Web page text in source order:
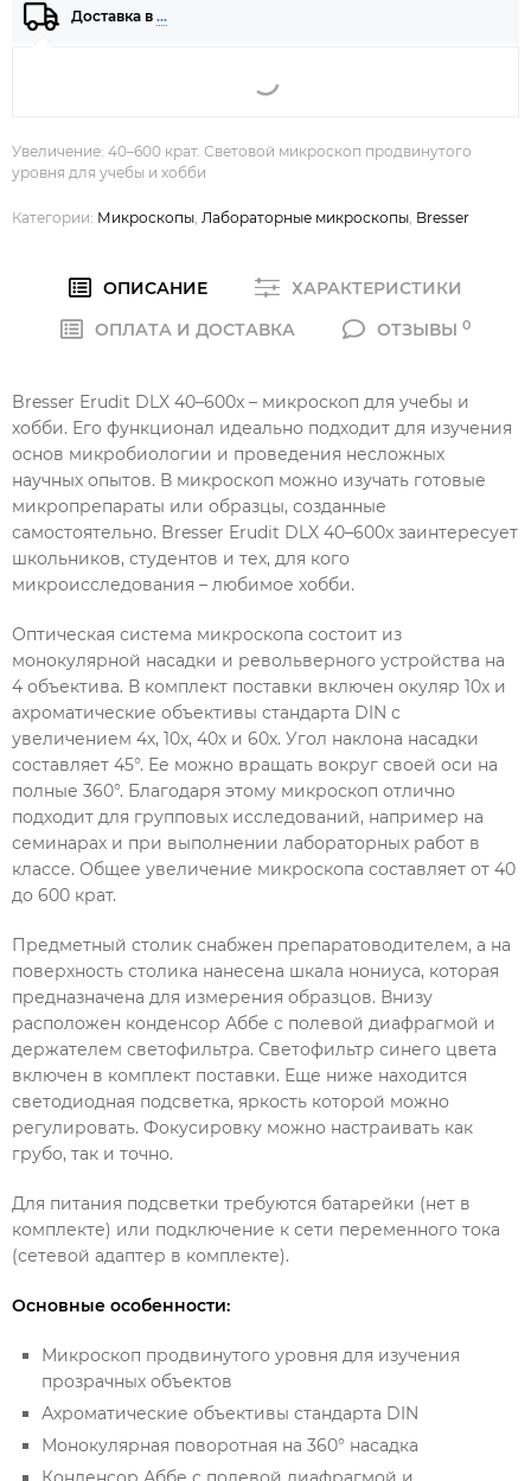
Доставка в …
Увеличение: 40–600 крат. Световой микроскоп продвинутого
уровня для учебы и хобби
Категории: Микроскопы Лабораторные микроскопы Bresser
ОПИСАНИЕ
ХАРАКТЕРИСТИКИ
ОПЛАТА И ДОСТАВКА
ОТЗЫВЫ 0
Bresser Erudit DLX 40–600x – микроскоп для учебы и
хобби. Его функционал идеально подходит для изучения
основ микробиологии и проведения несложных
научных опытов. В микроскоп можно изучать готовые
микропрепараты или образцы, созданные
самостоятельно. Bresser Erudit DLX 40–600x заинтересует
школьников, студентов и тех, для кого
микроисследования – любимое хобби.
Оптическая система микроскопа состоит из
монокулярной насадки и револьверного устройства на
4 объектива. В комплект поставки включен окуляр 10х и
ахроматические объективы стандарта DIN с
увеличением 4х, 10х, 40х и 60х. Угол наклона насадки
составляет 45°. Ее можно вращать вокруг своей оси на
полные 360°. Благодаря этому микроскоп отлично
подходит для групповых исследований, например на
семинарах и при выполнении лабораторных работ в
классе. Общее увеличение микроскопа составляет от 40
до 600 крат.
Предметный столик снабжен препаратоводителем, а на
поверхность столика нанесена шкала нониуса, которая
предназначена для измерения образцов. Внизу
расположен конденсор Аббе с полевой диафрагмой и
держателем светофильтра. Светофильтр синего цвета
включен в комплект поставки. Еще ниже находится
светодиодная подсветка, яркость которой можно
регулировать. Фокусировку можно настраивать как
грубо, так и точно.
Для питания подсветки требуются батарейки (нет в
комплекте) или подключение к сети переменного тока
(сетевой адаптер в комплекте).
Основные особенности:
Микроскоп продвинутого уровня для изучения
прозрачных объектов
Ахроматические объективы стандарта DIN
Монокулярная поворотная на 360° насадка